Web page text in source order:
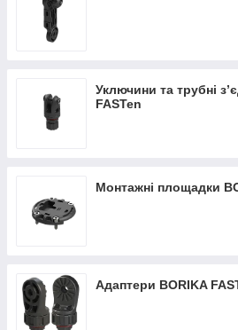
Уключини та трубні
FASTen
Монтажні площадки
Адаптери BORIKA